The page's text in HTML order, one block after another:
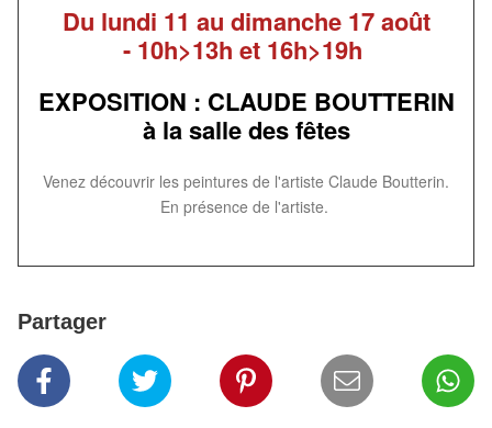
Du lundi 11 au dimanche 17 août
- 10h>13h et 16h>19h
EXPOSITION : CLAUDE BOUTTERIN
à la salle des fêtes
Venez découvrir les peintures de l'artiste Claude Boutterin.
En présence de l'artiste.
Partager